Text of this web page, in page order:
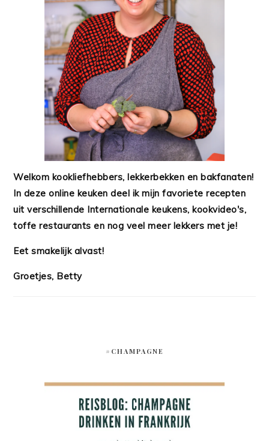
Welkom kookliefhebbers, lekkerbekken en bakfanaten!
In deze online keuken deel ik mijn favoriete recepten
uit verschillende Internationale keukens, kookvideo's,
toffe restaurants en nog veel meer lekkers met je!
Eet smakelijk alvast!
Groetjes, Betty
#CHAMPAGNE